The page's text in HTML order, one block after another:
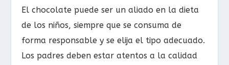
El chocolate puede ser un aliado en la dieta
de los niños, siempre que se consuma de
forma responsable y se elija el tipo adecuado.
Los padres deben estar atentos a la calidad